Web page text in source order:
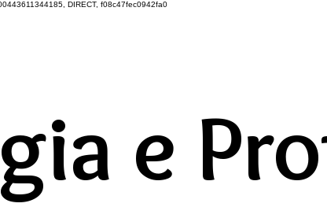
DIRECT, f08c47fec0942fa0
DO UNIVERSO
e